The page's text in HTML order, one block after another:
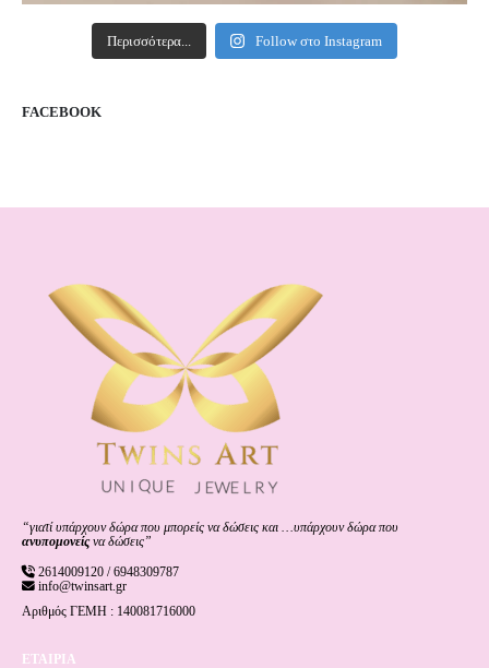
Περισσότερα... Follow στο Instagram
FACEBOOK
“γιατί υπάρχουν δώρα που μπορείς να δώσεις και …υπάρχουν δώρα που
ανυπομονείςνα δώσεις”
2614009120 / 6948309787
info@twinsart.gr
Αριθμός ΓΕΜΗ : 140081716000
ΕΤΑΙΡΙΑ